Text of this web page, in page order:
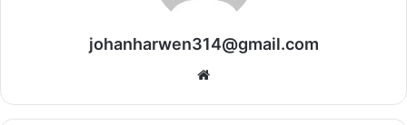
johanharwen314@gmail.com
Website